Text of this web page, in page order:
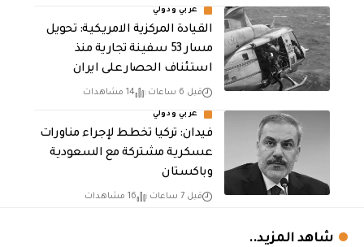
عربي ودولي
القيادة المركزية الامريكية: تحويل
مسار 53 سفينة تجارية منذ
استئناف الحصار على ايران
قبل 6 ساعات 14 مشاهدات
عربي ودولي
فيدان: تركيا تخطط لإجراء مناورات
عسكرية مشتركة مع السعودية
وباكستان
قبل 7 ساعات 16 مشاهدات
شاهد المزيد..